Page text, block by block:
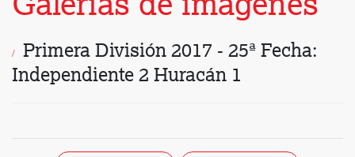
Galerías de imágenes
Primera División 2017 - 25ª Fecha:
Independiente 2 Huracán 1